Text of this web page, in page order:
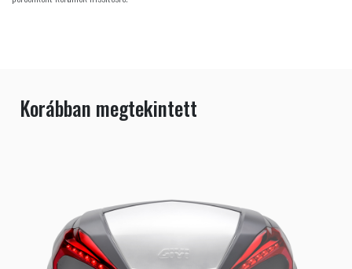
Korábban megtekintett